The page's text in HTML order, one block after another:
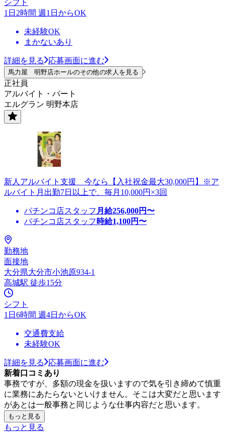
シフト
1日2時間 週1日からOK
未経験OK
まかないあり
詳細を見る 応募画面に進む
馬力屋 明野店ホールのその他の求人を見る
正社員
アルバイト・パート
エルグラン 明野本店
新人アルバイト支援 今なら【入社祝金最大30,000円】※ア
ルバイト月出勤7日以上で、毎月10,000円×3回
パチンコ店スタッフ 月給256,000円〜
パチンコ店スタッフ 時給1,100円〜
勤務地
面接地
大分県大分市小池原934-1
高城駅 徒歩15分
シフト
1日6時間 週4日からOK
交通費支給
未経験OK
詳細を見る
応募画面に進む
新着口コミあり
事務ですが、多額の現金を扱いますので気を引き締めて慎重
に業務にあたらないといけません。そこは大変だと思います
があとは一般事務と同じような仕事内容だと思います。
もっと見る
もっと見る